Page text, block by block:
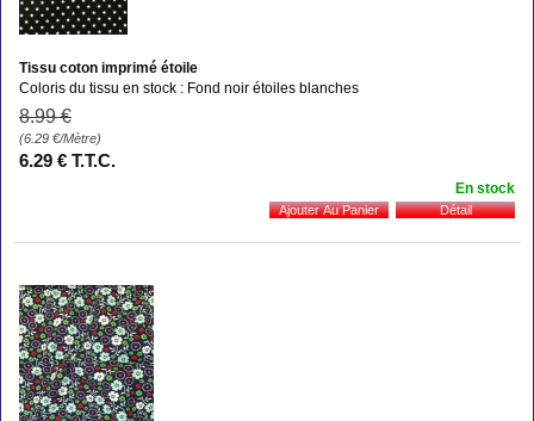
Tissu coton imprimé étoile
Coloris du tissu en stock : Fond noir étoiles blanches
8.99 €
(6.29 €/Mètre)
6.29 € T.T.C.
En stock